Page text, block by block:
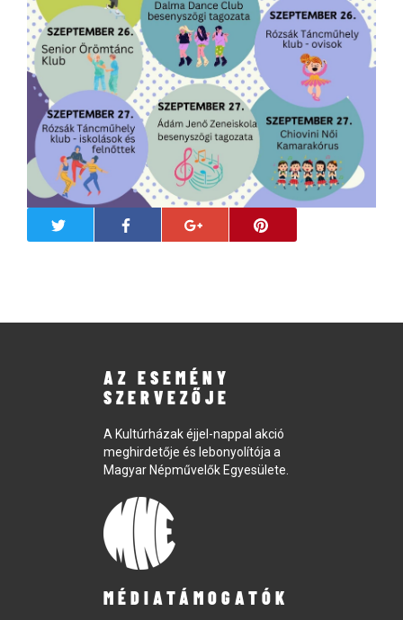
AZ ESEMÉNY
SZERVEZŐJE
A Kultúrházak éjjel-nappal akció
meghirdetője és lebonyolítója a
Magyar Népművelők Egyesülete.
MÉDIATÁMOGATÓK